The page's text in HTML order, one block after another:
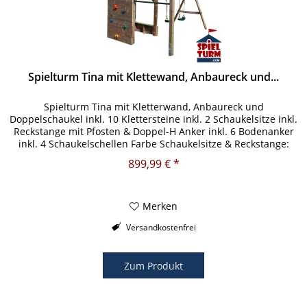
Spielturm Tina mit Klettewand, Anbaureck und...
Spielturm Tina mit Kletterwand, Anbaureck und
Doppelschaukel inkl. 10 Klettersteine inkl. 2 Schaukelsitze inkl.
Reckstange mit Pfosten & Doppel-H Anker inkl. 6 Bodenanker
inkl. 4 Schaukelschellen Farbe Schaukelsitze & Reckstange:
899,99 € *
Merken
Versandkostenfrei
Zum Produkt